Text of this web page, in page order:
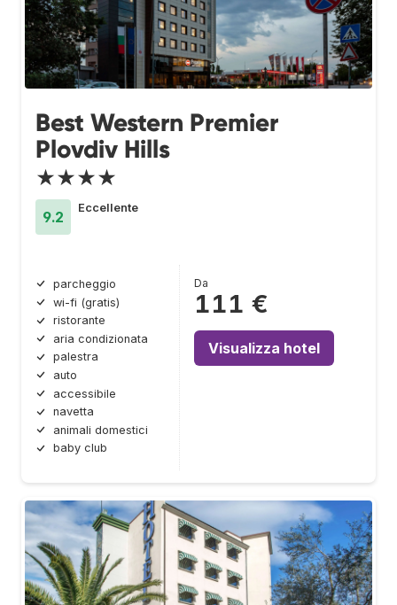
Best Western Premier
Plovdiv Hills
★★★★
9.2
Eccellente
parcheggio
wi-fi (gratis)
ristorante
aria condizionata
palestra
auto
accessibile
navetta
animali domestici
baby club
Da
111 €
Visualizza hotel